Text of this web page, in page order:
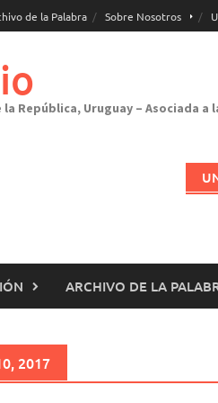
de la Palabra Sobre Nosotros
la República, Uruguay – Asociada
ARCHIVO DE LA
2017